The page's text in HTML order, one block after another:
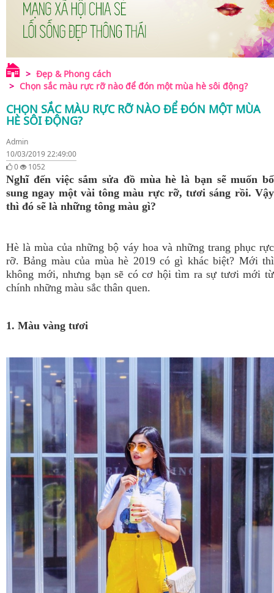
Đẹp & Phong cách
Chọn sắc màu rực rỡ nào để đón một mùa hè sôi động?
CHỌN SẮC MÀU RỰC RỠ NÀO ĐỂ ĐÓN MỘT MÙA
HÈ SÔI ĐỘNG?
Admin
10/03/2019 22:49:00
0
1052
Nghĩ đến việc sắm sửa đồ mùa hè là bạn sẽ muốn bổ
sung ngay một vài tông màu rực rỡ, tươi sáng rồi. Vậy
thì đó sẽ là những tông màu gì?
Hè là mùa của những bộ váy hoa và những trang phục rực
rỡ. Bảng màu của mùa hè 2019 có gì khác biệt? Mới thì
không mới, nhưng bạn sẽ có cơ hội tìm ra sự tươi mới từ
chính những màu sắc thân quen.
1. Màu vàng tươi